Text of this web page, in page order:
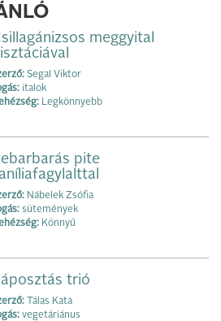
meggyital
Segal Viktor
italok
Legkönnyebb
pite
Nábelek Zsófia
sütemények
Könnyű
trió
Tálas Kata
vegetáriánus